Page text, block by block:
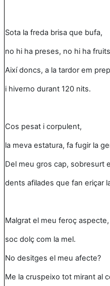
Sota la freda brisa que bufa,
no hi ha preses, no hi ha
Així doncs, a la tardor em
i hiverno durant 120 nits.
Cos pesat i corpulent,
la meva estatura, fa fugir la
Del meu gros cap, sobresurt
dents afilades que fan eriçar
Malgrat el meu feroç aspecte,
soc dolç com la mel.
No desitges el meu afecte?
Me la cruspeixo tot mirant al